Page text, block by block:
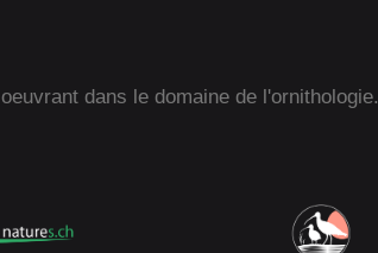
dans le domaine de l'ornithologie.